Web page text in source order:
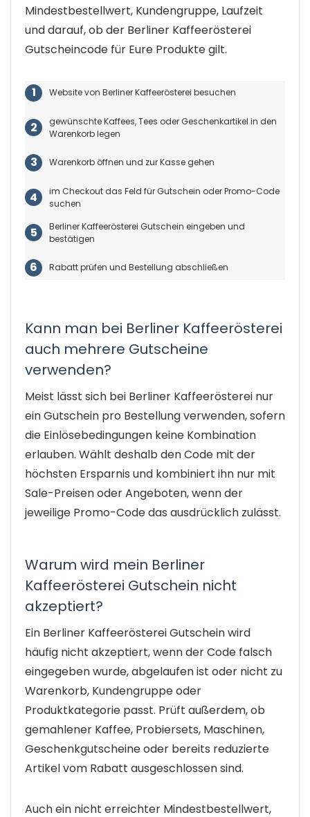
Mindestbestellwert, Kundengruppe, Laufzeit
und darauf, ob der Berliner Kaffeerösterei
Gutscheincode für Eure Produkte gilt.
Website von Berliner Kaffeerösterei besuchen
gewünschte Kaffees, Tees oder Geschenkartikel in den
Warenkorb legen
Warenkorb öffnen und zur Kasse gehen
im Checkout das Feld für Gutschein oder Promo-Code
suchen
Berliner Kaffeerösterei Gutschein eingeben und
bestätigen
Rabatt prüfen und Bestellung abschließen
Kann man bei Berliner Kaffeerösterei
auch mehrere Gutscheine
verwenden?
Meist lässt sich bei Berliner Kaffeerösterei nur
ein Gutschein pro Bestellung verwenden, sofern
die Einlösebedingungen keine Kombination
erlauben. Wählt deshalb den Code mit der
höchsten Ersparnis und kombiniert ihn nur mit
Sale-Preisen oder Angeboten, wenn der
jeweilige Promo-Code das ausdrücklich zulässt.
Warum wird mein Berliner
Kaffeerösterei Gutschein nicht
akzeptiert?
Ein Berliner Kaffeerösterei Gutschein wird
häufig nicht akzeptiert, wenn der Code falsch
eingegeben wurde, abgelaufen ist oder nicht zu
Warenkorb, Kundengruppe oder
Produktkategorie passt. Prüft außerdem, ob
gemahlener Kaffee, Probiersets, Maschinen,
Geschenkgutscheine oder bereits reduzierte
Artikel vom Rabatt ausgeschlossen sind.
Auch ein nicht erreichter Mindestbestellwert,